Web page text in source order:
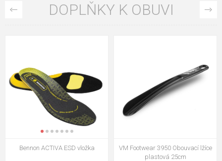
DOPLŇKY K OBUVI
VM Footwear 3009 Vkládací stélka
VM Footwear 3102 Tkaničky
ploché